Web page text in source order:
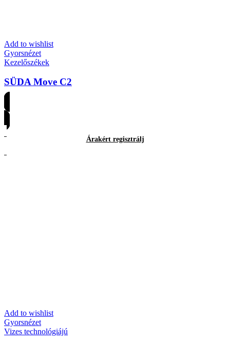
Add to wishlist
Gyorsnézet
Kezelőszékek
SÜDA Move C2
Árakért regisztrálj
Add to wishlist
Gyorsnézet
Vizes technológiájú